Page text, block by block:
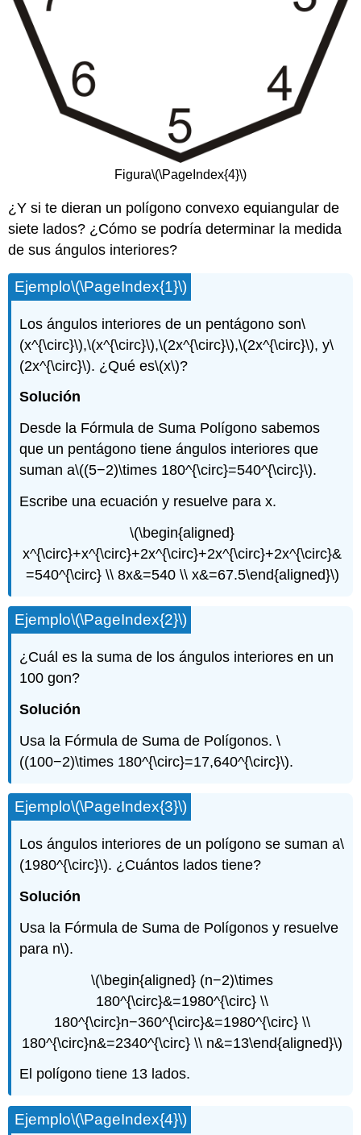
Figura\(\PageIndex{4}\)
¿Y si te dieran un polígono convexo equiangular de
siete lados? ¿Cómo se podría determinar la medida
de sus ángulos interiores?
Ejemplo\(\PageIndex{1}\)
Los ángulos interiores de un pentágono son\
(x^{\circ}\),\(x^{\circ}\),\(2x^{\circ}\),\(2x^{\circ}\), y\
(2x^{\circ}\). ¿Qué es\(x\)?
Solución
Desde la Fórmula de Suma Polígono sabemos
que un pentágono tiene ángulos interiores que
suman a\((5−2)\times 180^{\circ}=540^{\circ}\).
Escribe una ecuación y resuelve para x.
\(\begin{aligned}
x^{\circ}+x^{\circ}+2x^{\circ}+2x^{\circ}+2x^{\circ}&
=540^{\circ} \\ 8x&=540 \\ x&=67.5\end{aligned}\)
Ejemplo\(\PageIndex{2}\)
¿Cuál es la suma de los ángulos interiores en un
100 gon?
Solución
Usa la Fórmula de Suma de Polígonos.\
((100−2)\times 180^{\circ}=17,640^{\circ}\).
Ejemplo\(\PageIndex{3}\)
Los ángulos interiores de un polígono se suman a\
(1980^{\circ}\). ¿Cuántos lados tiene?
Solución
Usa la Fórmula de Suma de Polígonos y resuelve
para n\).
\(\begin{aligned} (n−2)\times
180^{\circ}&=1980^{\circ} \\
180^{\circ}n−360^{\circ}&=1980^{\circ} \\
180^{\circ}n&=2340^{\circ} \\ n&=13\end{aligned}\)
El polígono tiene 13 lados.
Ejemplo\(\PageIndex{4}\)